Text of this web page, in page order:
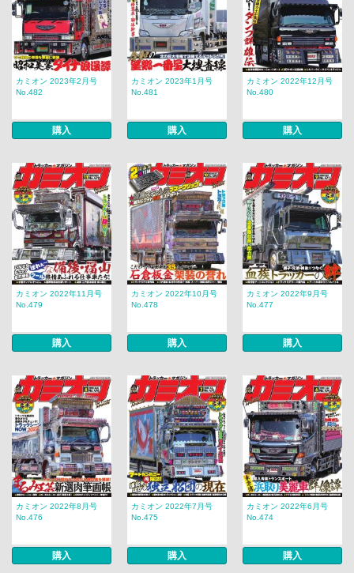
カミオン 2023年2月号
No.482
購入
カミオン 2023年1月号
No.481
購入
カミオン 2022年12月号
No.480
購入
カミオン 2022年11月号
No.479
購入
カミオン 2022年10月号
No.478
購入
カミオン 2022年9月号
No.477
購入
カミオン 2022年8月号
No.476
購入
カミオン 2022年7月号
No.475
購入
カミオン 2022年6月号
No.474
購入